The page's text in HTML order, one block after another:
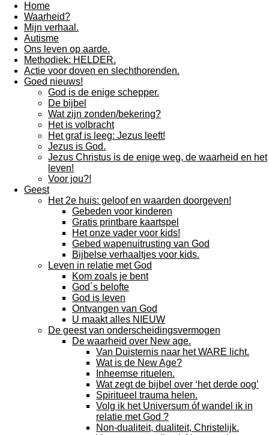
Home
Waarheid?
Mijn verhaal.
Autisme
Ons leven op aarde.
Methodiek: HELDER.
Actie voor doven en slechthorenden.
Goed nieuws!
God is de enige schepper.
De bijbel
Wat zijn zonden/bekering?
Het is volbracht
Het graf is leeg: Jezus leeft!
Jezus is God.
Jezus Christus is de enige weg, de waarheid en het
leven!
Voor jou?!
Geest
Het 2e huis: geloof en waarden doorgeven!
Gebeden voor kinderen
Gratis printbare kaartspel
Het onze vader voor kids!
Gebed wapenuitrusting van God
Bijbelse verhaaltjes voor kids.
Leven in relatie met God
Kom zoals je bent
God´s belofte
God is leven
Ontvangen van God
U maakt alles NIEUW
De geest van onderscheidingsvermogen
De waarheid over New age.
Van Duisternis naar het WARE licht.
Wat is de New Age?
Inheemse rituelen.
Wat zegt de bijbel over ‘het derde oog’
Spiritueel trauma helen.
Volg ik het Universum óf wandel ik in
relatie met God ?
Non-dualiteit, dualiteit, Christelijk.